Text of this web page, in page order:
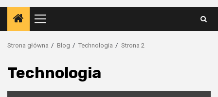
Menu
główne
Strona główna Blog Technologia Strona 2
Technologia